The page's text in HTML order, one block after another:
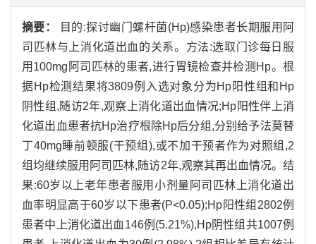
摘要：
目的:探讨幽门螺杆菌(Hp)感染患者长期服用阿
司匹林与上消化道出血的关系。方法:选取门诊每日服
用100mg阿司匹林的患者,进行胃镜检查并检测Hp。根
据Hp检测结果将3809例入选对象分为Hp阳性组和Hp
阴性组,随访2年,观察上消化道出血情况;Hp阳性伴上消
化道出血患者抗Hp治疗根除Hp后分组,分别给予法莫替
丁40mg睡前顿服(干预组),或不加干预者作为对照组,2
组均继续服用阿司匹林,随访2年,观察其再出血情况。结
果:60岁以上老年患者服用小剂量阿司匹林上消化道出
血率明显高于60岁以下患者(P<0.05);Hp阳性组2802例
患者中上消化道出血146例(5.21%),Hp阴性组共1007例